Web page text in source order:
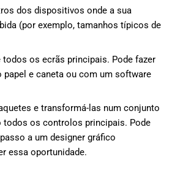
dos dispositivos onde a sua
(por exemplo, tamanhos típicos de
todos os ecrãs principais. Pode fazer
papel e caneta ou com um software
e transformá-las num conjunto
todos os controlos principais. Pode
a um designer gráfico
essa oportunidade.